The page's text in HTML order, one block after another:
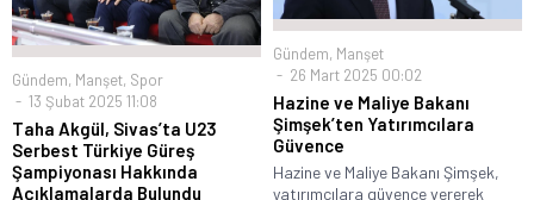
Gündem, Manşet, Spor
13 Şubat 2025 11:08
Taha Akgül, Sivas’ta U23
Serbest Türkiye Güreş
Şampiyonası Hakkında
Açıklamalarda Bulundu
Gündem, Manşet
26 Mart 2025 00:02
Hazine ve Maliye Bakanı
Şimşek’ten Yatırımcılara
Güvence
Hazine ve Maliye Bakanı Şimşek,
yatırımcılara güvence vererek